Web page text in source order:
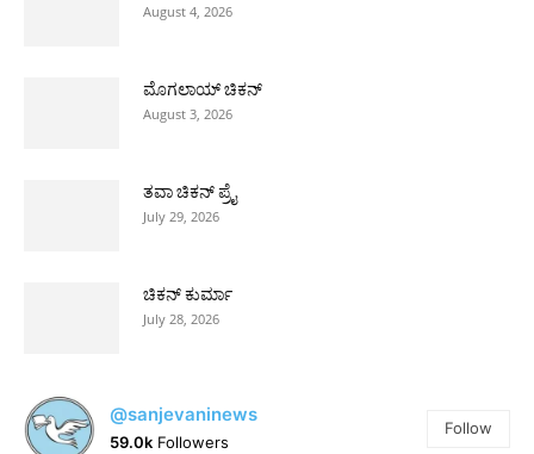
August 4, 2026
ಮೊಗಲಾಯ್ ಚಿಕನ್
August 3, 2026
ತವಾ ಚಿಕನ್ ಪ್ರೈ
July 29, 2026
ಚಿಕನ್ ಕುರ್ಮಾ
July 28, 2026
@sanjevaninews
59.0k Followers
Follow